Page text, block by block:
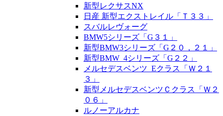
新型レクサスNX
日産 新型エクストレイル「Ｔ３３」
スバルレヴォーグ
BMW5シリーズ「G３１」
新型BMW3シリーズ「G２０，２１」
新型BMW_4シリーズ「G２２」
メルセデスベンツ_Eクラス「Ｗ２１
３」
新型メルセデスベンツＣクラス「Ｗ２
０６」
ルノーアルカナ